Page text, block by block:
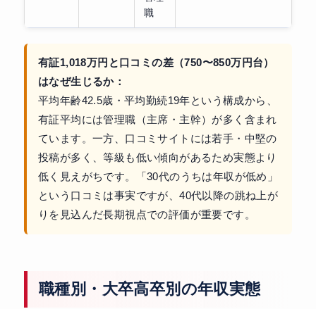
職
有証1,018万円と口コミの差（750〜850万円台）
はなぜ生じるか：
平均年齢42.5歳・平均勤続19年という構成から、
有証平均には管理職（主席・主幹）が多く含まれ
ています。一方、口コミサイトには若手・中堅の
投稿が多く、等級も低い傾向があるため実態より
低く見えがちです。「30代のうちは年収が低め」
という口コミは事実ですが、40代以降の跳ね上が
りを見込んだ長期視点での評価が重要です。
職種別・大卒高卒別の年収実態